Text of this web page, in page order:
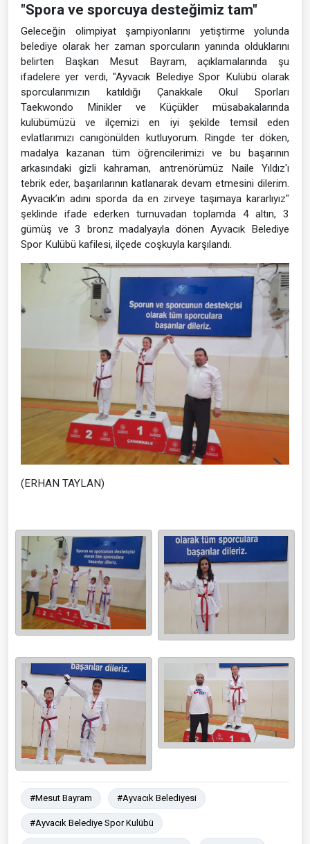
"Spora ve sporcuya desteğimiz tam"
Geleceğin olimpiyat şampiyonlarını yetiştirme yolunda
belediye olarak her zaman sporcuların yanında olduklarını
belirten Başkan Mesut Bayram, açıklamalarında şu
ifadelere yer verdi, "Ayvacık Belediye Spor Kulübü olarak
sporcularımızın katıldığı Çanakkale Okul Sporları
Taekwondo Minikler ve Küçükler müsabakalarında
kulübümüzü ve ilçemizi en iyi şekilde temsil eden
evlatlarımızı canıgönülden kutluyorum. Ringde ter döken,
madalya kazanan tüm öğrencilerimizi ve bu başarının
arkasındaki gizli kahraman, antrenörümüz Naile Yıldız'ı
tebrik eder, başarılarının katlanarak devam etmesini dilerim.
Ayvacık’ın adını sporda da en zirveye taşımaya kararlıyız"
şeklinde ifade ederken turnuvadan toplamda 4 altın, 3
gümüş ve 3 bronz madalyayla dönen Ayvacık Belediye
Spor Kulübü kafilesi, ilçede coşkuyla karşılandı.
(ERHAN TAYLAN)
#Mesut Bayram #Ayvacık Belediyesi
#Ayvacık Belediye Spor Kulübü